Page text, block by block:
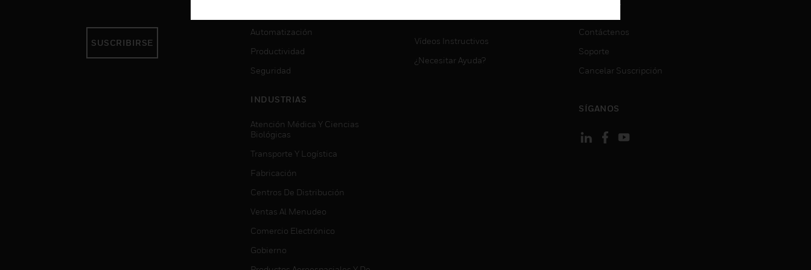
SUSCRIBIRSE
Automatización
Productividad
Seguridad
INDUSTRIAS
Atención Médica Y Ciencias
Biológicas
Transporte Y Logística
Fabricación
Centros De Distribución
Ventas Al Menudeo
Comercio Electrónico
Gobierno
Vídeos Instructivos
¿Necesitar Ayuda?
CONTACT
Contáctenos
Soporte
Cancelar Suscripción
SÍGANOS